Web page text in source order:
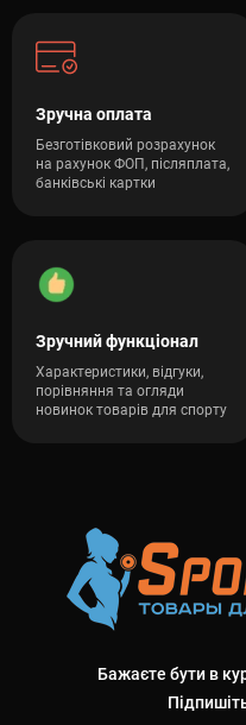
Зручна оплата
Безготівковий розрахунок
на рахунок ФОП, післяплата,
банківські картки
Зручний функціонал
Характеристики, відгуки,
порівняння та огляди
новинок товарів для спорту
Бажаєте бути в